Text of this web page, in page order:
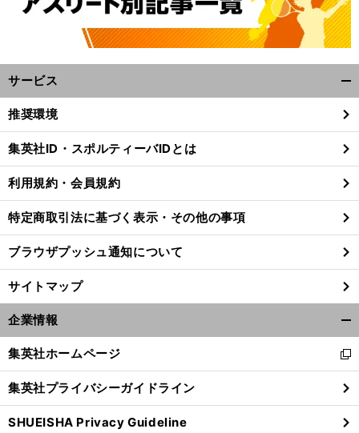
サービス
閉
る
推奨環境
集英社ID・スポルティーバIDとは
利用規約・会員規約
特定商取引法に基づく表示・その他の事項
ブラウザプッシュ通知について
サイトマップ
企業情報
閉
る
集英社ホームページ
新
し
い
ウ
ィ
集英社プライバシーガイドライン
SHUEISHA Privacy Guideline